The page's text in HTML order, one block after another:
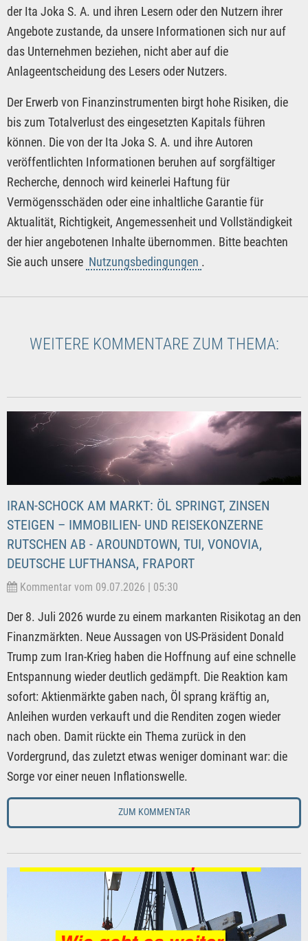
der Ita Joka S. A. und ihren Lesern oder den Nutzern ihrer
Angebote zustande, da unsere Informationen sich nur auf
das Unternehmen beziehen, nicht aber auf die
Anlageentscheidung des Lesers oder Nutzers.
Der Erwerb von Finanzinstrumenten birgt hohe Risiken, die
bis zum Totalverlust des eingesetzten Kapitals führen
können. Die von der Ita Joka S. A. und ihre Autoren
veröffentlichten Informationen beruhen auf sorgfältiger
Recherche, dennoch wird keinerlei Haftung für
Vermögensschäden oder eine inhaltliche Garantie für
Aktualität, Richtigkeit, Angemessenheit und Vollständigkeit
der hier angebotenen Inhalte übernommen. Bitte beachten
Sie auch unsere Nutzungsbedingungen .
WEITERE KOMMENTARE ZUM THEMA:
IRAN-SCHOCK AM MARKT: ÖL SPRINGT, ZINSEN
STEIGEN – IMMOBILIEN- UND REISEKONZERNE
RUTSCHEN AB - AROUNDTOWN, TUI, VONOVIA,
DEUTSCHE LUFTHANSA, FRAPORT
Kommentar vom 09.07.2026 | 05:30
Der 8. Juli 2026 wurde zu einem markanten Risikotag an den
Finanzmärkten. Neue Aussagen von US-Präsident Donald
Trump zum Iran-Krieg haben die Hoffnung auf eine schnelle
Entspannung wieder deutlich gedämpft. Die Reaktion kam
sofort: Aktienmärkte gaben nach, Öl sprang kräftig an,
Anleihen wurden verkauft und die Renditen zogen wieder
nach oben. Damit rückte ein Thema zurück in den
Vordergrund, das zuletzt etwas weniger dominant war: die
Sorge vor einer neuen Inflationswelle.
ZUM KOMMENTAR